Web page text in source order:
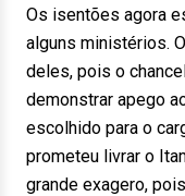
Os isentões agora
alguns ministérios.
deles, pois o
demonstrar apego
escolhido para o
prometeu livrar o
grande exagero,